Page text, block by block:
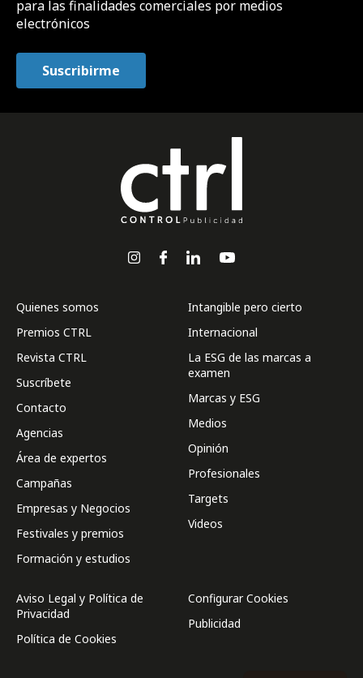
para las finalidades comerciales por medios
electrónicos
Quienes somos
Premios CTRL
Revista CTRL
Suscríbete
Contacto
Agencias
Área de expertos
Campañas
Empresas y Negocios
Festivales y premios
Formación y estudios
Intangible pero cierto
Internacional
La ESG de las marcas a
examen
Marcas y ESG
Medios
Opinión
Profesionales
Targets
Videos
Aviso Legal y Política de
Privacidad
Política de Cookies
Configurar Cookies
Publicidad